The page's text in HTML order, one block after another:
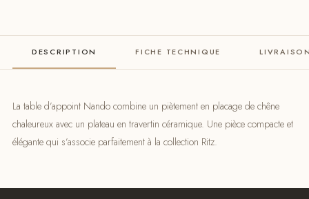
DESCRIPTION FICHE TECHNIQUE
La table d’appoint Nando combine un piètement en placage de chêne
chaleureux avec un plateau en travertin céramique. Une pièce compacte et
élégante qui s’associe parfaitement à la collection Ritz.